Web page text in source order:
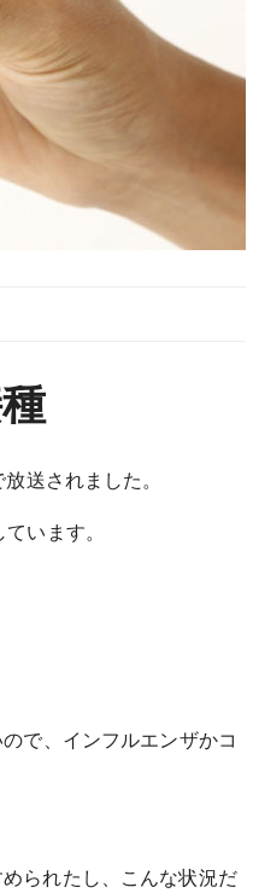
送されました。
います。
で、インフルエンザかコ
られたし、こんな状況だ